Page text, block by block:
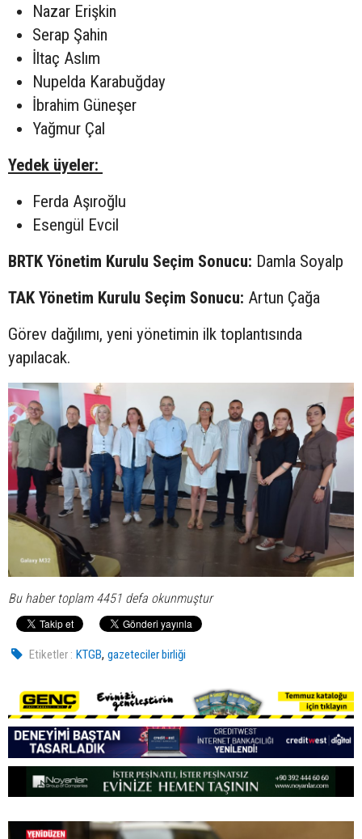
Nazar Erişkin
Serap Şahin
İltaç Aslım
Nupelda Karabuğday
İbrahim Güneşer
Yağmur Çal
Yedek üyeler:
Ferda Aşıroğlu
Esengül Evcil
BRTK Yönetim Kurulu Seçim Sonucu: Damla Soyalp
TAK Yönetim Kurulu Seçim Sonucu: Artun Çağa
Görev dağılımı, yeni yönetimin ilk toplantısında
yapılacak.
Bu haber toplam 4451 defa okunmuştur
Etiketler : KTGB,gazeteciler birliği